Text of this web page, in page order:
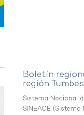
Boletín
región
Sistema Nacional
SINEACE (Sistema